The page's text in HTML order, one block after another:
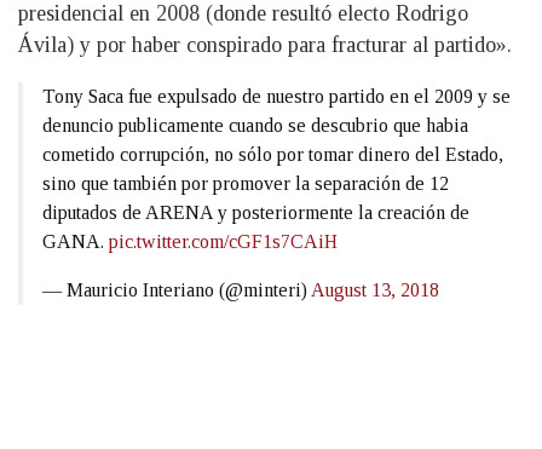
presidencial en 2008 (donde resultó electo Rodrigo
Ávila) y por haber conspirado para fracturar al partido».
Tony Saca fue expulsado de nuestro partido en el 2009 y se
denuncio publicamente cuando se descubrio que habia
cometido corrupción, no sólo por tomar dinero del Estado,
sino que también por promover la separación de 12
diputados de ARENA y posteriormente la creación de
GANA. pic.twitter.com/cGF1s7CAiH
— Mauricio Interiano (@minteri) August 13, 2018